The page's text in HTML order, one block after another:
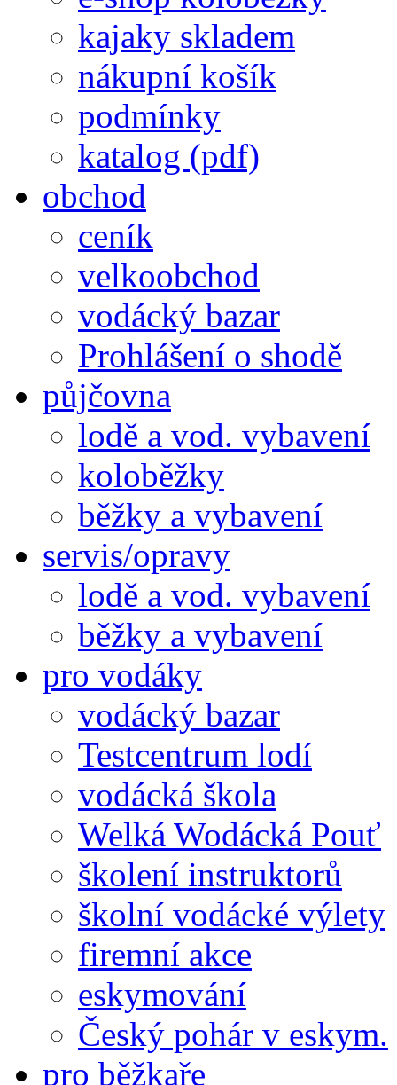
kajaky skladem
nákupní košík
podmínky
katalog (pdf)
obchod
ceník
velkoobchod
vodácký bazar
Prohlášení o shodě
půjčovna
lodě a vod. vybavení
koloběžky
běžky a vybavení
servis/opravy
lodě a vod. vybavení
běžky a vybavení
pro vodáky
vodácký bazar
Testcentrum lodí
vodácká škola
Welká Wodácká Pouť
školení instruktorů
školní vodácké výlety
firemní akce
eskymování
Český pohár v eskym.
pro běžkaře